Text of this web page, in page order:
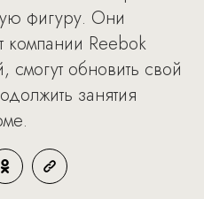
фигуру. Они
компании Reebok
смогут обновить свой
занятия